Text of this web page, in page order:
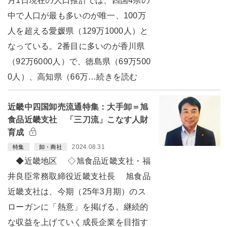
中で人口が最も多いのが唯一、100万
人を超える愛媛県（129万1000人）と
なっている。2番目に多いのが香川県
（92万6000人）で、徳島県（69万500
0人）、高知県（66万…続きを読む
近畿中四国卸売流通特集：大手卸＝旭
食品近畿支社 「三刀流」こなす人財
育成
特集 卸・商社 2024.08.31
◆近畿地区 ◇旭食品近畿支社・福
井良臣常務取締役近畿支社長 旭食品
近畿支社は、今期（25年3月期）のス
ローガンに「熱意」を掲げる。継続的
な収益を上げていく成長企業を目指す